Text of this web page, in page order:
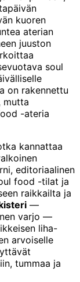
kuoren
aterian
juuston
soul
on rakennettu
mutta
-ateria
kannattaa
editoriaalinen
food -tilat ja
raikkailta ja
—
varjo —
liha-
arvoiselle
tummaa ja